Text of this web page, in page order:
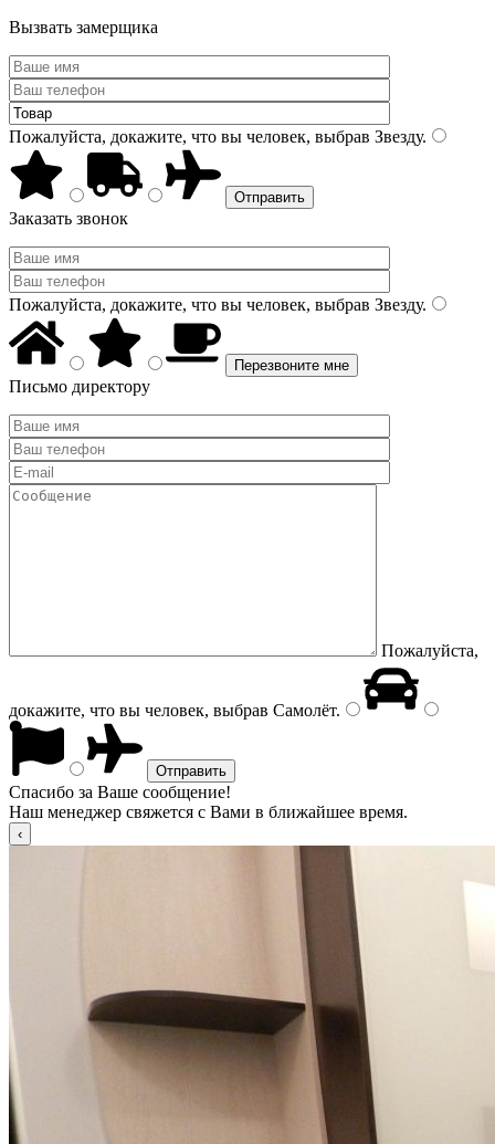
Вызвать замерщика
Пожалуйста, докажите, что вы человек, выбрав Звезду.
Заказать звонок
Пожалуйста, докажите, что вы человек, выбрав Звезду.
Письмо директору
Пожалуйста,
докажите, что вы человек, выбрав Самолёт.
Спасибо за Ваше сообщение!
Наш менеджер свяжется с Вами в ближайшее время.